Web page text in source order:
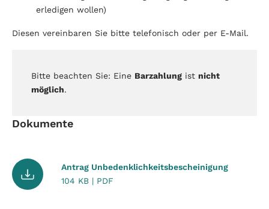
erledigen wollen)
Diesen vereinbaren Sie bitte telefonisch oder per E-Mail.
Bitte beachten Sie: Eine Barzahlung ist nicht
möglich.
Dokumente
Antrag Unbedenklichkeitsbescheinigung
104 KB | PDF